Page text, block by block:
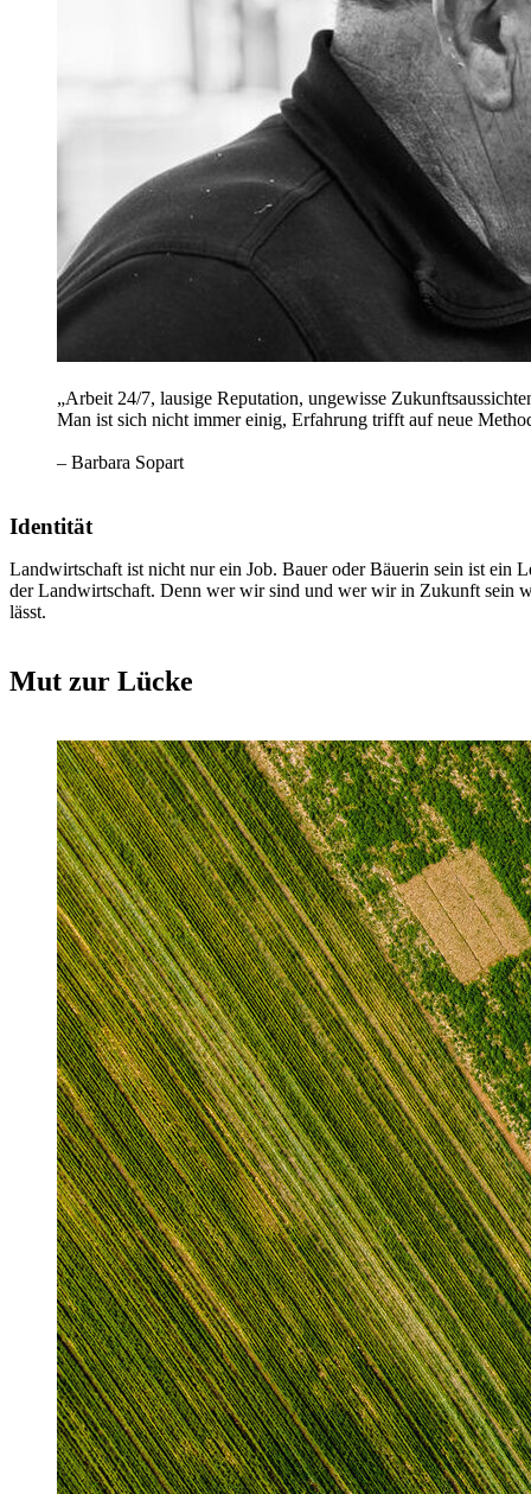
„Arbeit 24/7, lausige Reputation, ungewisse
Man ist sich nicht immer einig, Erfahrung trifft auf neue
– Barbara Sopart
Identität
Landwirtschaft ist nicht nur ein Job. Bauer oder Bäuerin sein ist ein
der Landwirtschaft. Denn wer wir sind und wer wir in Zukunft sein
lässt.
Mut zur Lücke